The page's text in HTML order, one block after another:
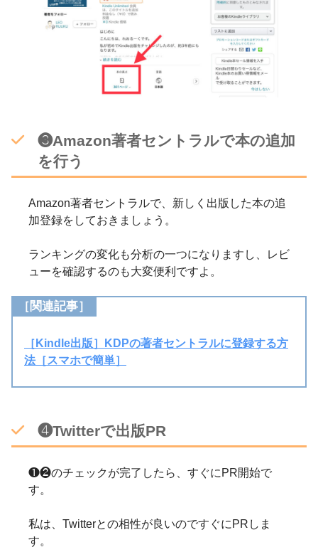
❸Amazon著者セントラルで本の追加
を行う
Amazon著者セントラルで、新しく出版した本の追
加登録をしておきましょう。
ランキングの変化も分析の一つになりますし、レビ
ューを確認するのも大変便利ですよ。
［関連記事］
［Kindle出版］KDPの著者セントラルに登録する方
法［スマホで簡単］
❹Twitterで出版PR
❶❷のチェックが完了したら、すぐにPR開始で
す。
私は、Twitterとの相性が良いのですぐにPRしま
す。